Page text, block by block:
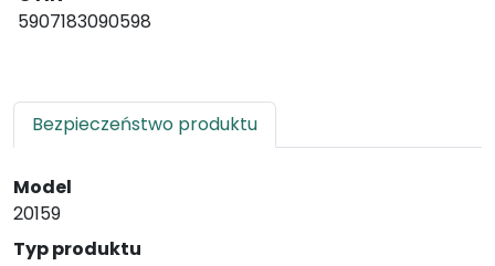
5907183090598
Bezpieczeństwo produktu
Model
20159
Typ produktu